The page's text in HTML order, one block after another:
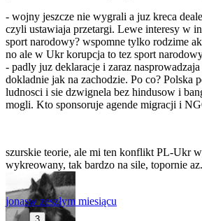
- wojny jeszcze nie wygrali a juz kreca
czyli ustawiaja przetargi. Lewe interesy w
sport narodowy? wspomne tylko rodzime
no ale w Ukr korupcja to tez sport
- padly juz deklaracje i zaraz
dokladnie jak na zachodzie. Po co? Polska
ludnosci i sie dzwignela bez hindusow i
mogli. Kto sponsoruje agende migracji i
szurskie teorie, ale mi ten konflikt PL-Ukr
wykreowany, tak bardzo na sile, topornie az.
jonasw zeszłym miesiącu